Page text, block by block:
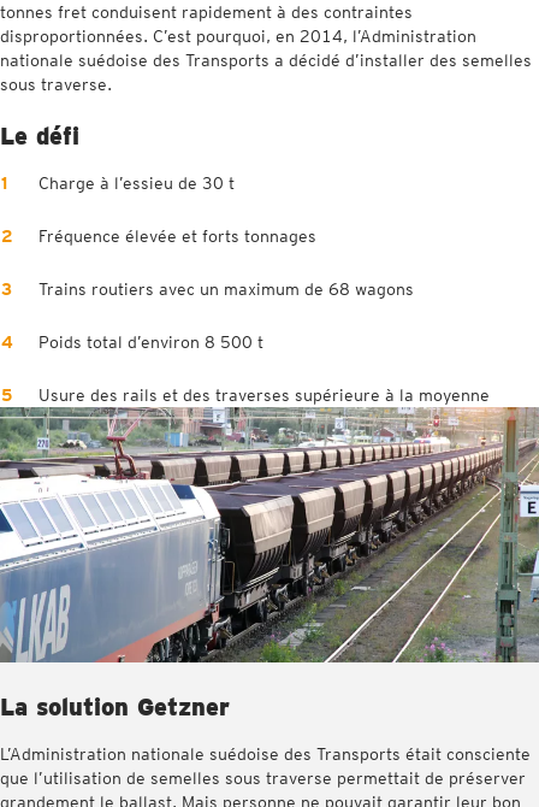
tonnes fret conduisent rapidement à des contraintes
disproportionnées. C’est pourquoi, en 2014, l’Administration
nationale suédoise des Transports a décidé d’installer des semelles
sous traverse.
Le défi
Charge à l’essieu de 30 t
Fréquence élevée et forts tonnages
Trains routiers avec un maximum de 68 wagons
Poids total d’environ 8 500 t
Usure des rails et des traverses supérieure à la moyenne
La solution Getzner
L’Administration nationale suédoise des Transports était consciente
que l’utilisation de semelles sous traverse permettait de préserver
grandement le ballast. Mais personne ne pouvait garantir leur bon